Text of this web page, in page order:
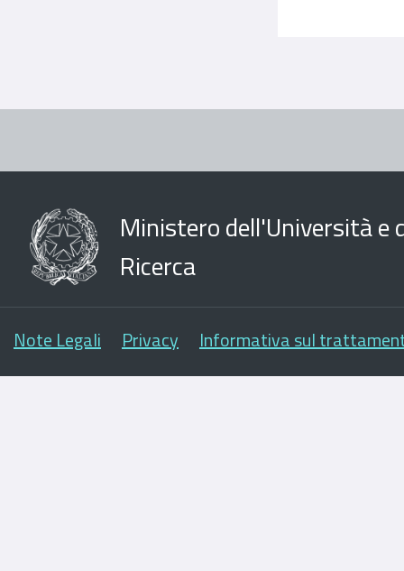
Ministero dell'Università e
Ricerca
Note Legali Privacy Informativa sul